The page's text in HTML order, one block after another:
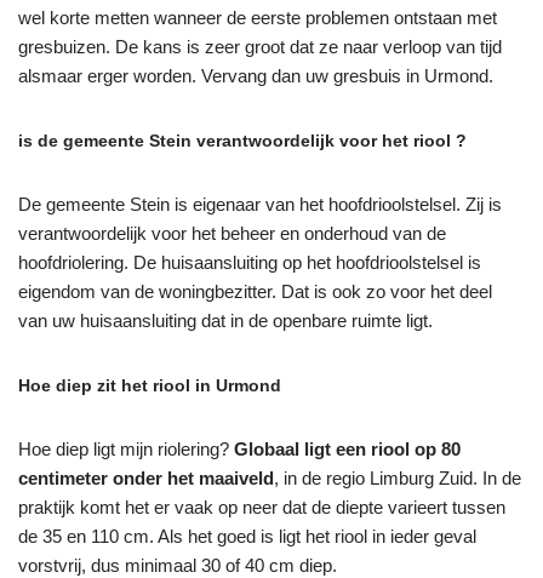
wel korte metten wanneer de eerste problemen ontstaan met
gresbuizen. De kans is zeer groot dat ze naar verloop van tijd
alsmaar erger worden. Vervang dan uw gresbuis in Urmond.
is de gemeente Stein verantwoordelijk voor het riool ?
De gemeente Stein is eigenaar van het hoofdrioolstelsel. Zij is
verantwoordelijk voor het beheer en onderhoud van de
hoofdriolering. De huisaansluiting op het hoofdrioolstelsel is
eigendom van de woningbezitter. Dat is ook zo voor het deel
van uw huisaansluiting dat in de openbare ruimte ligt.
Hoe diep zit het riool in Urmond
Hoe diep ligt mijn riolering? Globaal ligt een riool op 80
centimeter onder het maaiveld, in de regio Limburg Zuid. In de
praktijk komt het er vaak op neer dat de diepte varieert tussen
de 35 en 110 cm. Als het goed is ligt het riool in ieder geval
vorstvrij, dus minimaal 30 of 40 cm diep.